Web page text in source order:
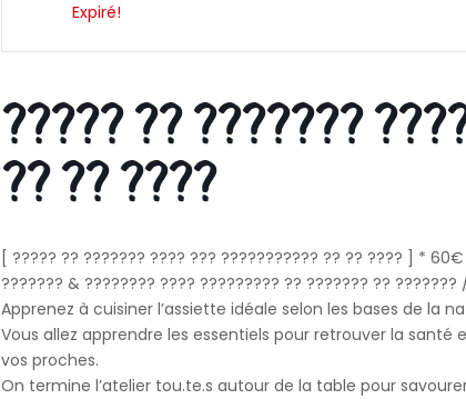
Expiré!
????? ?? ???????
?? ?? ????
[ ????? ?? ??????? ???? ??? ??????????? ?? ?? ???? ] * 60€
??????? & ???????? ???? ????????? ?? ??????? ?? ???????
Apprenez à cuisiner l’assiette idéale selon les bases de la
Vous allez apprendre les essentiels pour retrouver la
vos proches.
On termine l’atelier tou.te.s autour de la table pour